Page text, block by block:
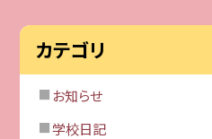
カテゴリ
お知らせ
学校日記